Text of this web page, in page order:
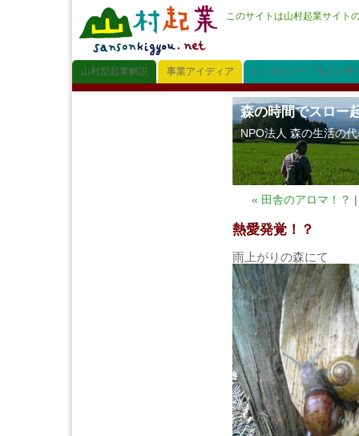
このサイトは山村起業サイト
山村型起業解説 事業アイディア インタビュー「先人に学
森の時間でスロー
NPO法人 森の生活の
« 田舎のアロマ！？
熱愛発覚！？
雨上がりの森にて